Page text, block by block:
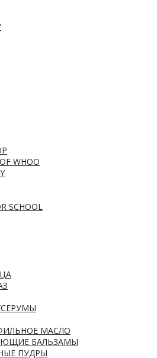
WHOO
SCHOOL
МАСЛО
БАЛЬЗАМЫ
ПУДРЫ